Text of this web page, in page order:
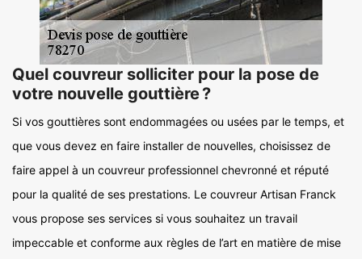
Quel couvreur solliciter pour la pose de
votre nouvelle gouttière ?
Si vos gouttières sont endommagées ou usées par le temps, et
que vous devez en faire installer de nouvelles, choisissez de
faire appel à un couvreur professionnel chevronné et réputé
pour la qualité de ses prestations. Le couvreur Artisan Franck
vous propose ses services si vous souhaitez un travail
impeccable et conforme aux règles de l’art en matière de mise